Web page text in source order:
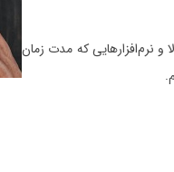
و نرم‌افزارهایی که مدت زمان